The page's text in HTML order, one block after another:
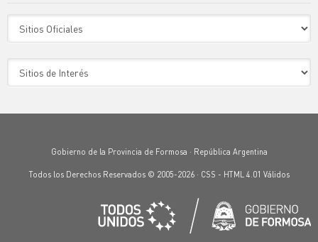
Gobierno de la Provincia de Formosa · República Argentina
Todos los Derechos Reservados © 2005-2026 · CSS - HTML 4.01 Válidos